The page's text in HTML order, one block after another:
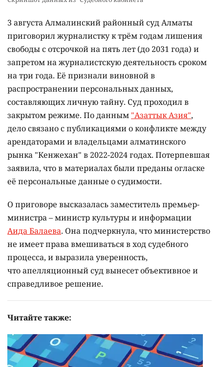
3 августа Алмалинский районный суд Алматы
приговорил журналистку к трём годам лишения
свободы с отсрочкой на пять лет (до 2031 года) и
запретом на журналистскую деятельность сроком
на три года. Её признали виновной в
распространении персональных данных,
составляющих личную тайну. Суд проходил в
закрытом режиме. По данным "Азаттык Азия",
дело связано с публикациями о конфликте между
арендаторами и владельцами алматинского
рынка "Кенжехан" в 2022-2024 годах. Потерпевшая
заявила, что в материалах были преданы огласке
её персональные данные о судимости.
О приговоре высказалась заместитель премьер-
министра – министр культуры и информации
Аида Балаева. Она подчеркнула, что министерство
не имеет права вмешиваться в ход судебного
процесса, и выразила уверенность,
что апелляционный суд вынесет объективное и
справедливое решение.
Читайте также: